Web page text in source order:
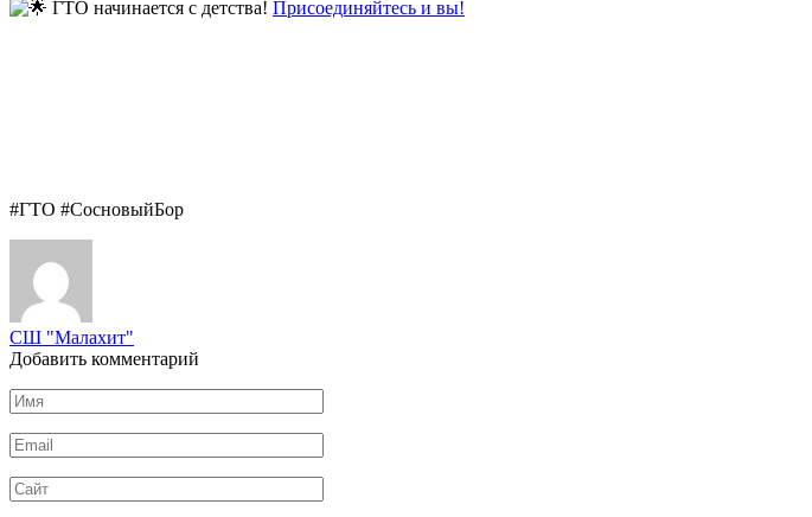
ГТО начинается с детства! Присоединяйтесь и вы!
#ГТО #СосновыйБор
СШ "Малахит"
Добавить комментарий
Имя
*
Email
*
Сайт